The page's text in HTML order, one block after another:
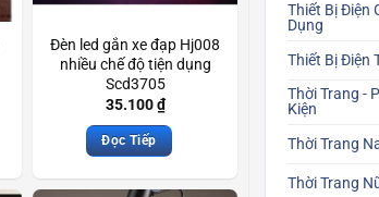
Thiết Bị Điện
Dụng
Thiết Bị Điện
Thời Trang -
Kiện
Thời Trang
Thời Trang
Đèn led gắn xe đạp Hj008
nhiều chế độ tiện dụng
Scd3705
35.100₫
Đọc Tiếp